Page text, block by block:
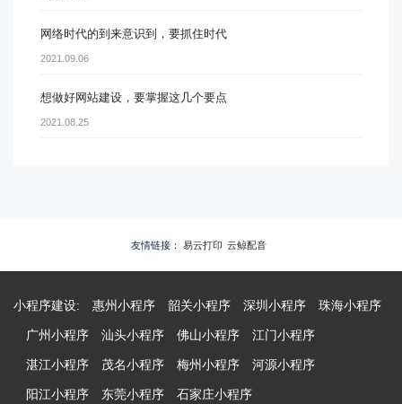
网络时代的到来意识到，要抓住时代
2021.09.06
想做好网站建设，要掌握这几个要点
2021.08.25
友情链接： 易云打印 云鲸配音
小程序建设: 惠州小程序 韶关小程序 深圳小程序 珠海小程序
广州小程序 汕头小程序 佛山小程序 江门小程序
湛江小程序 茂名小程序 梅州小程序 河源小程序
阳江小程序 东莞小程序 石家庄小程序